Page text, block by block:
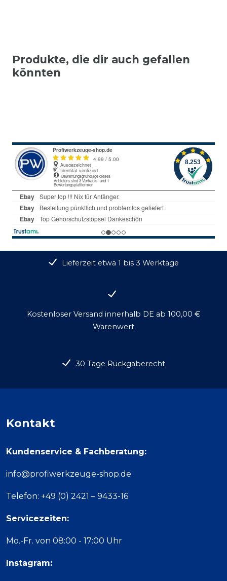
Produkte, die dir auch gefallen
könnten
Lieferzeit etwa 1 bis 3 Werktage
Kostenloser Versand innerhalb DE ab 100,00 €
Warenwert
30 Tage Rückgaberecht
Kontakt
Kundenservice & Fachberatung:
info@profiwerkzeuge-shop.de
Telefon: +49 (0) 2421 – 9433-16
Servicezeiten:
Mo.-Fr. von 08:00 - 17:00 Uhr
Instagram: